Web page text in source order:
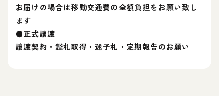
お届けの場合は移動交通費の全額負担をお願い致し
ます
●正式讓渡
讓渡契約・鑑札取得・迷子札・定期報告のお願い